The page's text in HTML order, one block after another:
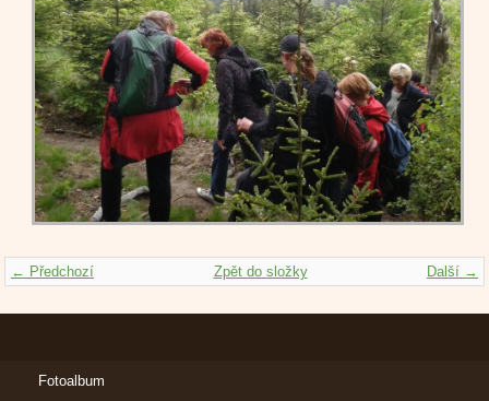
← Předchozí Další →
Zpět do složky
Fotoalbum